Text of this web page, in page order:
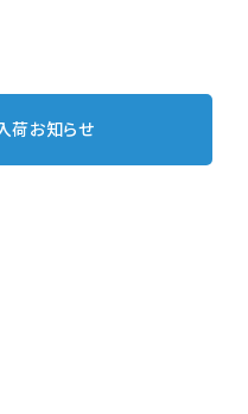
荷お知らせ